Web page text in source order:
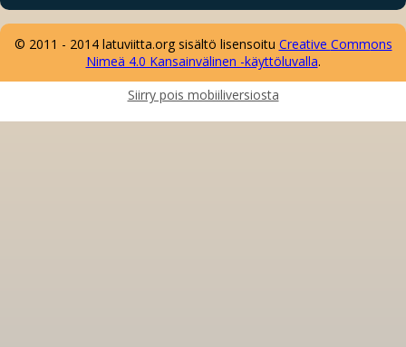
© 2011 - 2014 latuviitta.org sisältö lisensoitu Creative Commons
Nimeä 4.0 Kansainvälinen -käyttöluvalla.
Siirry pois mobiiliversiosta